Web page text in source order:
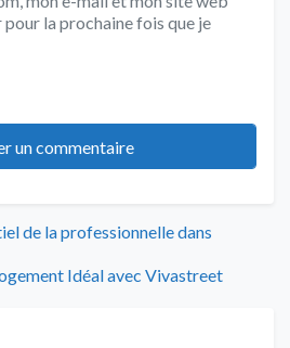
pour la prochaine fois que je
de la professionnelle dans
Idéal avec Vivastreet